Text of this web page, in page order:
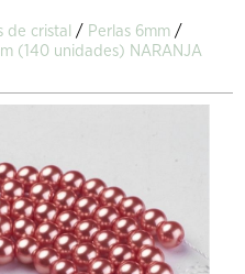
de cristal / Perlas 6mm /
(140 unidades) NARANJA